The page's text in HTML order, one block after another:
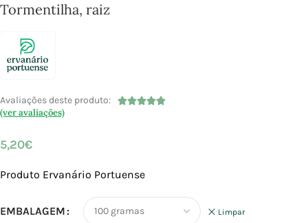
Tormentilha, raiz
Avaliações deste produto: 
(ver avaliações)
5,20€
Produto Ervanário Portuense
EMBALAGEM Limpar